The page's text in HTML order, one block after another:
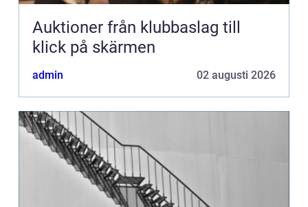
Auktioner från klubbaslag till
klick på skärmen
admin 02 augusti 2026